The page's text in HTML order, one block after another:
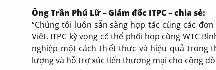
Ông Trần Phú Lữ – Giám đốc ITPC – chia sẻ:
“Chúng tôi luôn sẵn sàng hợp tác cùng các
Việt. ITPC kỳ vọng có thể phối hợp cùng WTC
nghiệp một cách thiết thực và hiệu quả trong
lượng và hỗ trợ xúc tiến thương mại cho cộng